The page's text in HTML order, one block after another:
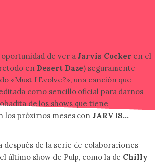
de ver a Jarvis Cocker en el
en Desert Daze) seguramente
«Must I Evolve?», una canción que
como sencillo oficial para darnos
de los shows que tiene
los próximos meses con JARV IS…
después de la serie de colaboraciones
último show de Pulp, como la de Chilly